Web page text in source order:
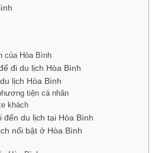
của Hòa Bình
đi du lịch Hòa Bình
lịch Hòa Bình
tiện cá nhân
khách
đến du lịch tại Hòa Bình
nổi bật ở Hòa Bình